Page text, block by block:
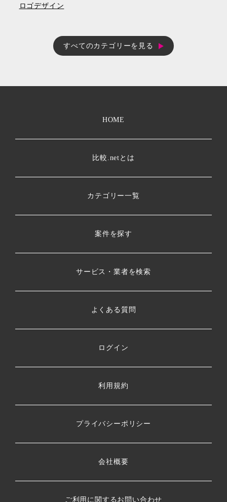
ロゴデザイン
すべてのカテゴリーを見る
HOME
比較.netとは
カテゴリー一覧
案件を探す
サービス・業者を検索
よくある質問
ログイン
利用規約
プライバシーポリシー
会社概要
ご利用に関するお問い合わせ